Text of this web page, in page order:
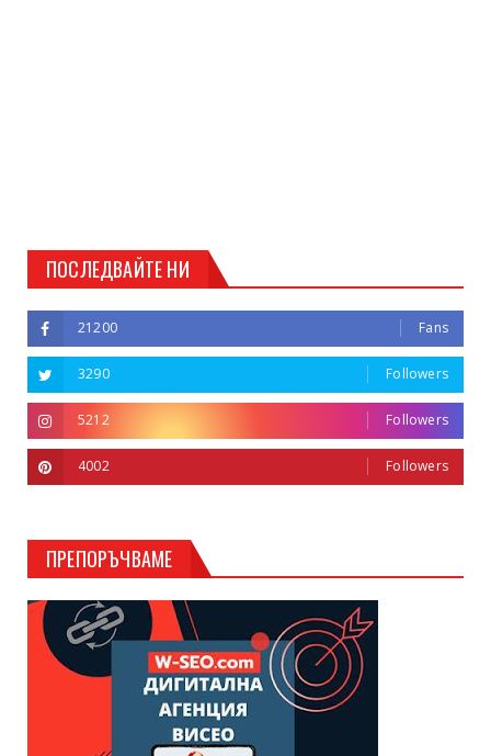
ПОСЛЕДВАЙТЕ НИ
21200 Fans
3290 Followers
5212 Followers
4002 Followers
ПРЕПОРЪЧВАМЕ